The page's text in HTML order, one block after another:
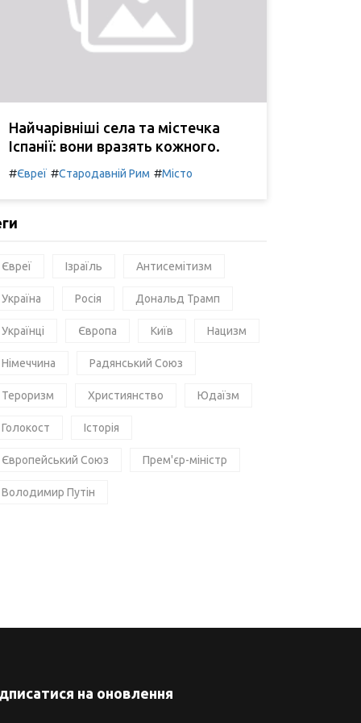
Найчарівніші села та містечка
Іспанії: вони вразять кожного.
#Євреї #Стародавній Рим #Місто
Євреї Ізраїль Антисемітизм
Україна Росія Дональд Трамп
Українці Європа Київ Нацизм
Німеччина Радянський Союз
Тероризм Християнство Юдаїзм
Голокост Історія
Європейський Союз Прем'єр-міністр
Володимир Путін
на оновлення